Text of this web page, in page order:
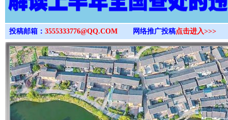
投稿邮箱： 3555333776@QQ.COM 网络推广投稿点击进入>>>